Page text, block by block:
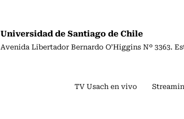
Universidad de Santiago de Chile
Avenida Libertador Bernardo O’Higgins Nº 3363.
TV Usach en vivo